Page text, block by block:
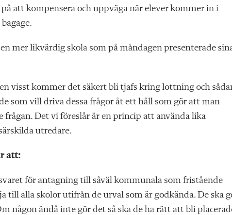
att kompensera och uppväga när elever kommer in i
mer likvärdig skola som på måndagen presenterade
visst kommer det säkert bli tjafs kring lottning och
som vill driva dessa frågor åt ett håll som gör att man
Det vi föreslår är en princip att använda lika
utredare.
att:
för antagning till såväl kommunala som fristående
till alla skolor utifrån de urval som är godkända. De ska
någon ändå inte gör det så ska de ha rätt att bli